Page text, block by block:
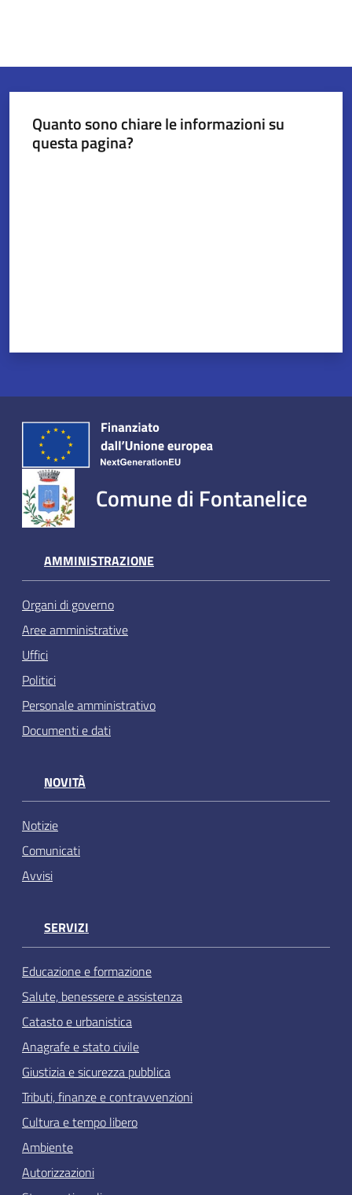
Quanto sono chiare le informazioni su
questa pagina?
Comune di Fontanelice
AMMINISTRAZIONE
Organi di governo
Aree amministrative
Uffici
Politici
Personale amministrativo
Documenti e dati
NOVITÀ
Notizie
Comunicati
Avvisi
SERVIZI
Educazione e formazione
Salute, benessere e assistenza
Catasto e urbanistica
Anagrafe e stato civile
Giustizia e sicurezza pubblica
Tributi, finanze e contravvenzioni
Cultura e tempo libero
Ambiente
Autorizzazioni